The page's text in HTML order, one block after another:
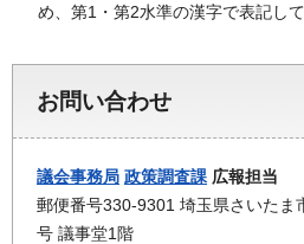
め、第1・第2水準の漢字で表記し
お問い合わせ
議会事務局 政策調査課 広報担当
郵便番号330-9301 埼玉県さいたま
号 議事堂1階